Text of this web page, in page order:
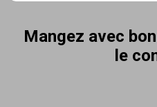
Mangez avec
le